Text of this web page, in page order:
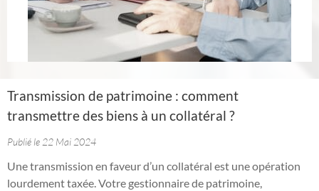
Transmission de patrimoine : comment
transmettre des biens à un collatéral ?
Publié le 22 Mai 2024
Une transmission en faveur d’un collatéral est une opération
lourdement taxée. Votre gestionnaire de patrimoine,